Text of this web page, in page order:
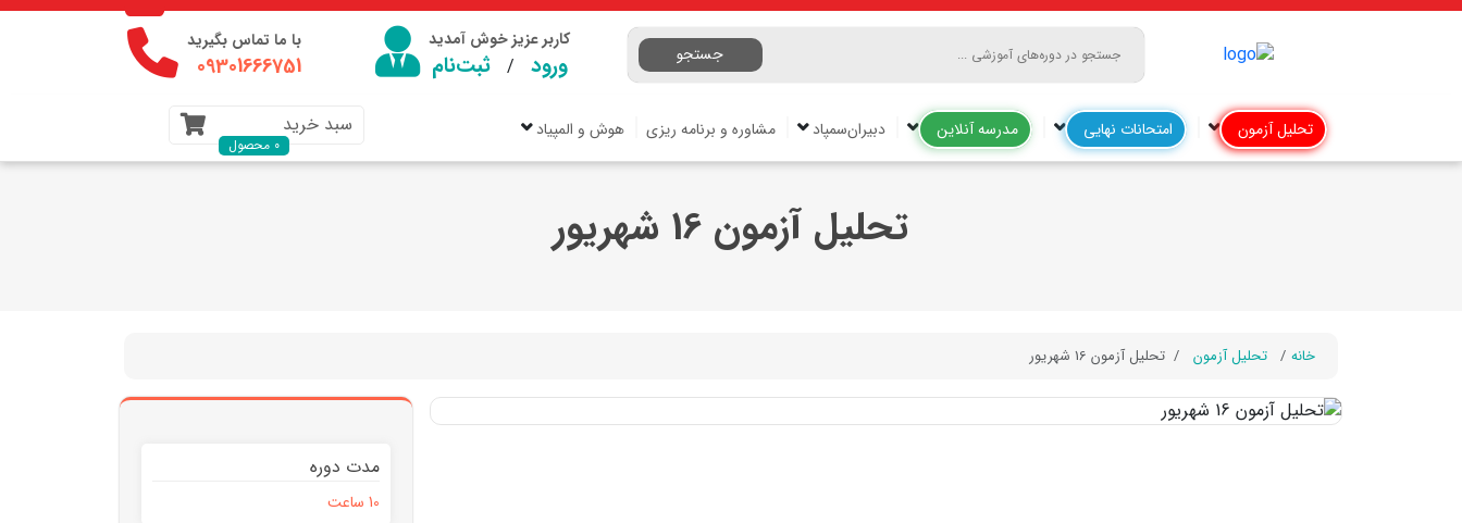
جستجو
کاربر عزیز خوش آمدید
ورود /ثبت‌نام
با ما تماس بگیرید
09301666751
تحلیل آزمون امتحانات نهایی مدرسه آنلاین دبیران‌سمپاد مشاوره و برنامه ریزی هوش و المپیاد سبد خرید
0 محصول
تحلیل آزمون 16 شهریور
خانه تحلیل آزمون تحلیل آزمون 16 شهریور
مدت دوره
10 ساعت